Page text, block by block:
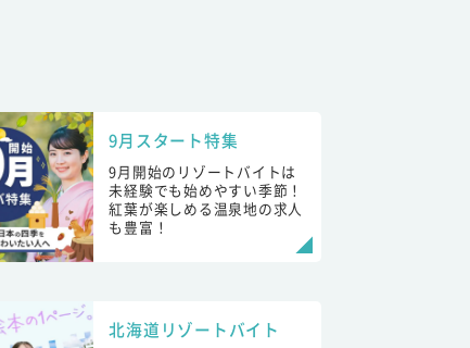
9月スタート特集
9月開始のリゾートバイトは
未経験でも始めやすい季節！
紅葉が楽しめる温泉地の求人
も豊富！
北海道リゾートバイト